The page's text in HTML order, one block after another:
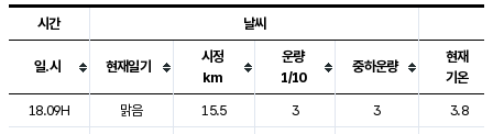
도시별 기상실황표로 지점, 날씨, 기온, 강수, 바람, 기압등을 안내한 표입
시간 날씨
일.시 현재일기
시정
km
운량
1/10
중하운량
현재
기온
18.09H
맑음 15.5 3 3
3.8